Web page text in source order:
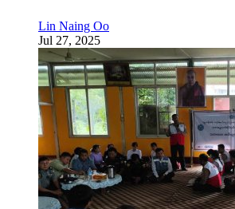
Lin Naing Oo
Jul 27, 2025